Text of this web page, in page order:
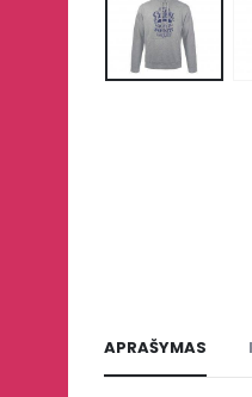
APRAŠYMAS